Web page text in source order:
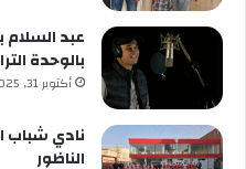
عبد السلام
بالوحدة
أكتوبر 31, 2025
نادي شباب
الناظور